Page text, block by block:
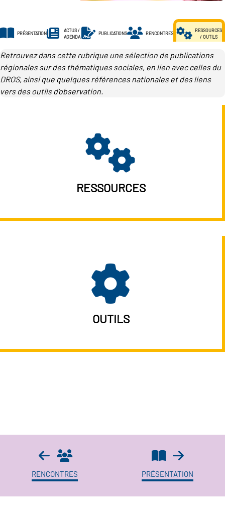
clés métiers et
des transitions
de l'Economie Sociale
emploi-formation du
PRÉSENTATION
ACTUS /
AGENDA
PUBLICATIONS RENCONTRES
RESSOURCES
/ OUTILS
Retrouvez dans cette rubrique une sélection de publications
régionales sur des thématiques sociales, en lien avec celles du
DROS, ainsi que quelques références nationales et des liens
vers des outils d’observation.
RESSOURCES
OUTILS
RENCONTRES PRÉSENTATION